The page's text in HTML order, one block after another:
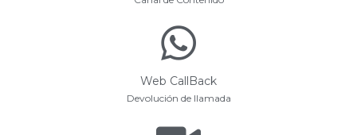
Web CallBack
Devolución de llamada